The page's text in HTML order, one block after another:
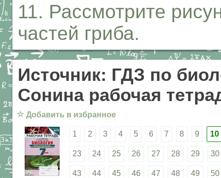
11. Рассмотрите
частей гриба.
Источник: ГДЗ по
Сонина рабочая
☆ Добавить в избранное
1 2 3 4 5 6 7 8 9 10
23 24 25 26 27 28 29 30
43 44 45 46 47 48 49 50